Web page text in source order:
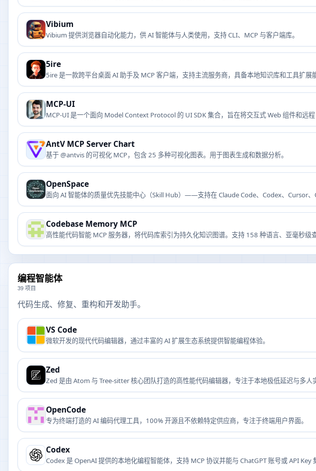
Vibium
Vibium 提供浏览器自动化能力，供 AI 智能体与人类使用，支持 CLI、MCP 与客户端库。
5ire
5ire 是一款跨平台桌面 AI 助手及 MCP 客户端，支持主流服务商，具备本地知识库和工具扩展
MCP-UI
MCP-UI 是一个面向 Model Context Protocol 的 UI SDK 集合，旨在将交互式 Web 组件和远
AntV MCP Server Chart
基于 @antvis 的可视化 MCP，包含 25 多种可视化图表。用于图表生成和数据分析。
OpenSpace
面向 AI 智能体的质量优先技能中心（Skill Hub）——支持在 Claude Code、Codex、Cursor
MCP 服务形式接入，并依据真实任务结果对技能进行评估。
Codebase Memory MCP
高性能代码智能 MCP 服务器，将代码库索引为持久化知识图谱。支持 158 种语言、亚毫秒级
编程智能体
39 项目
代码生成、修复、重构和开发助手。
VS Code
微软开发的现代代码编辑器，通过丰富的 AI 扩展生态系统提供智能编程体验。
Zed
Zed 是由 Atom 与 Tree-sitter 核心团队打造的高性能代码编辑器，专注于本地极低延迟与多人
OpenCode
专为终端打造的 AI 编码代理工具，100% 开源且不依赖特定供应商，专注于终端用户界面。
Codex
Codex 是 OpenAI 提供的本地化编程智能体，支持 MCP 协议并能与 ChatGPT 账号或 API Key